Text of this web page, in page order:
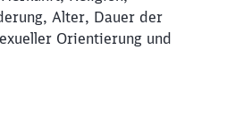
Alter, Dauer der
Orientierung und